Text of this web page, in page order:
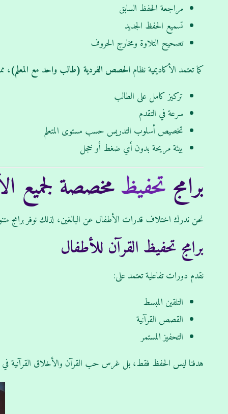
مراجعة الحفظ السابق
تسميع الحفظ الجديد
تصحيح التلاوة ومخارج الحروف
كما تعتمد الأكاديمية نظام الحصص الفردية (طالب واحد مع المعلم)،
تركيز كامل على الطالب
سرعة في التقدم
تخصيص أسلوب التدريس حسب مستوى المتعلم
بيئة مريحة بدون أي ضغط أو خجل
برامج تحفيظمخصصة لجميع
نحن ندرك اختلاف قدرات الأطفال عن البالغين، لذلك نوفر برامج
برامج تحفيظ القرآن للأطفال
نقدم دورات تفاعلية تعتمد على:
التلقين المبسط
القصص القرآنية
التحفيز المستمر
هدفنا ليس الحفظ فقط، بل غرس حب القرآن والأخلاق القرآنية في